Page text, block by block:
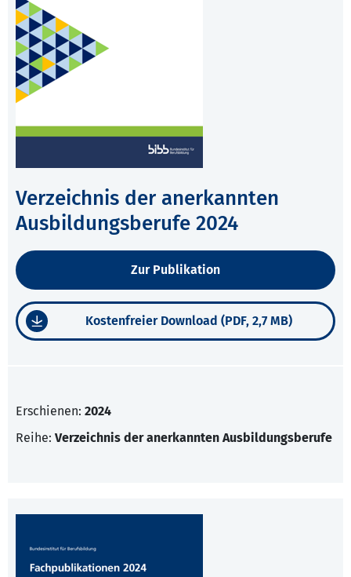
Verzeichnis der anerkannten
Ausbildungsberufe 2024
Zur Publikation
Kostenfreier Download (PDF, 2,7 MB)
Erschienen: 2024
Reihe: Verzeichnis der anerkannten Ausbildungsberufe